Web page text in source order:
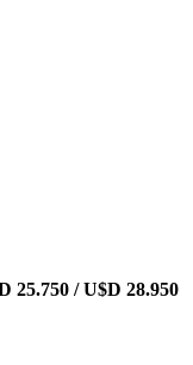
25.750 / U$D 28.950